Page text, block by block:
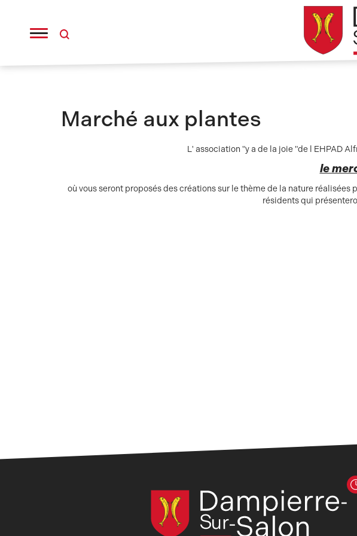
Marché aux plantes
L' association "y a de la joie "de l EHPAD
le
où vous seront proposés des créations sur le thème de la nature
résidents qui